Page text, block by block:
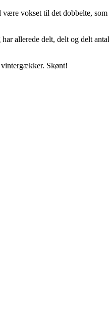
vokset til det dobbelte,
allerede delt, delt og delt
Skønt!